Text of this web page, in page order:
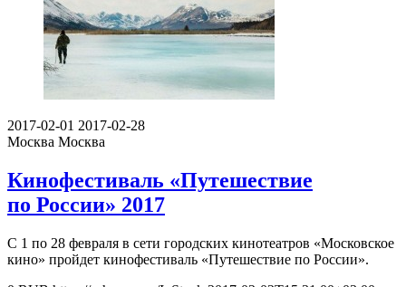
2017-02-01 2017-02-28
Москва Москва
Кинофестиваль «Путешествие
по России» 2017
С 1 по 28 февраля в сети городских кинотеатров «Московское
кино» пройдет кинофестиваль «Путешествие по России».